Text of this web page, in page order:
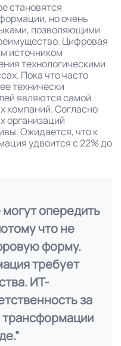
становятся
но очень
позволяющими
Цифровая
источником
технологическими
Пока что часто
технически
являются самой
компаний. Согласно
организаций
Ожидается, что к
удвоится с 22% до
опередить
что не
форму.
требует
ИТ-
за